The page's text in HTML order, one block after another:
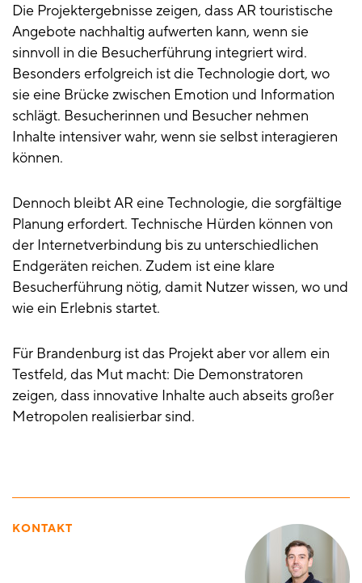
Die Projektergebnisse zeigen, dass AR touristische
Angebote nachhaltig aufwerten kann, wenn sie
sinnvoll in die Besucherführung integriert wird.
Besonders erfolgreich ist die Technologie dort, wo
sie eine Brücke zwischen Emotion und Information
schlägt. Besucherinnen und Besucher nehmen
Inhalte intensiver wahr, wenn sie selbst interagieren
können.
Dennoch bleibt AR eine Technologie, die sorgfältige
Planung erfordert. Technische Hürden können von
der Internetverbindung bis zu unterschiedlichen
Endgeräten reichen. Zudem ist eine klare
Besucherführung nötig, damit Nutzer wissen, wo und
wie ein Erlebnis startet.
Für Brandenburg ist das Projekt aber vor allem ein
Testfeld, das Mut macht: Die Demonstratoren
zeigen, dass innovative Inhalte auch abseits großer
Metropolen realisierbar sind.
KONTAKT